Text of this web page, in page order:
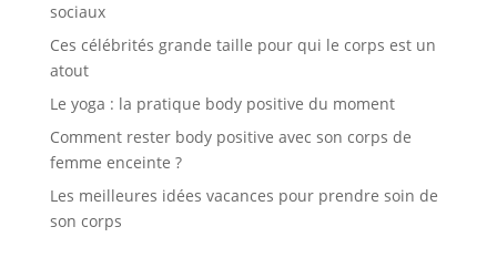
sociaux
Ces célébrités grande taille pour qui le corps est un
atout
Le yoga : la pratique body positive du moment
Comment rester body positive avec son corps de
femme enceinte ?
Les meilleures idées vacances pour prendre soin de
son corps